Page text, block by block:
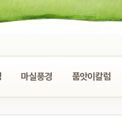
마실풍경 품앗이칼럼